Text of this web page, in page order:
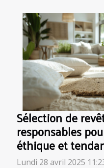
Sélection de
responsables
éthique et
Lundi 28 avril 2025